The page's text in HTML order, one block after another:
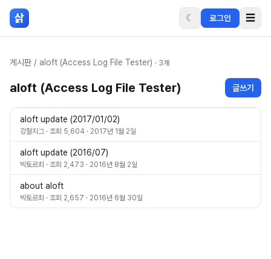
본문 바로가기
삵 ☾ 로그인 ☰
게시판 / aloft (Access Log File Tester) · 3개
aloft (Access Log File Tester) 글쓰기
aloft update (2017/01/02)
강철지그 · 조회 5,604 · 2017년 1월 2일
aloft update (2016/07)
빅토르최 · 조회 2,473 · 2016년 8월 2일
about aloft
빅토르최 · 조회 2,657 · 2016년 6월 30일